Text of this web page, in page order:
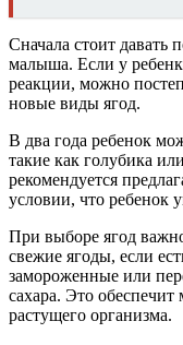
Сначала стоит давать
малыша. Если у
реакции, можно
новые виды ягод.
В два года ребенок
такие как голубика
рекомендуется
условии, что ребенок
При выборе ягод
свежие ягоды, если
замороженные или
сахара. Это
растущего организма.